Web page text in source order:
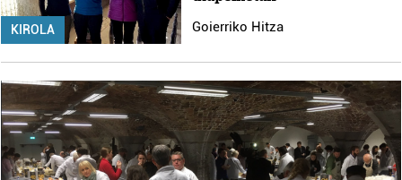
KIROLA Goierriko Hitza